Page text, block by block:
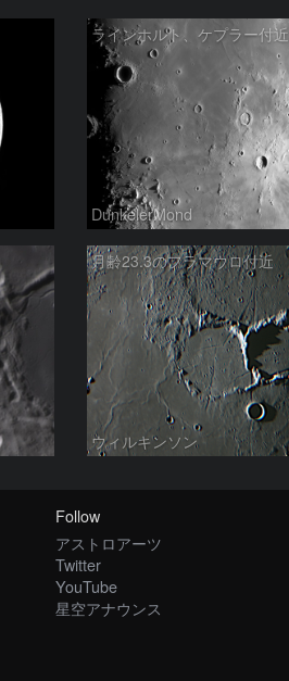
ラインホルト、ケプラー付近
DunkelerMond
月齢23.3のフラマウロ付近
ウィルキンソン
Follow
アストロアーツ
Twitter
YouTube
星空アナウンス